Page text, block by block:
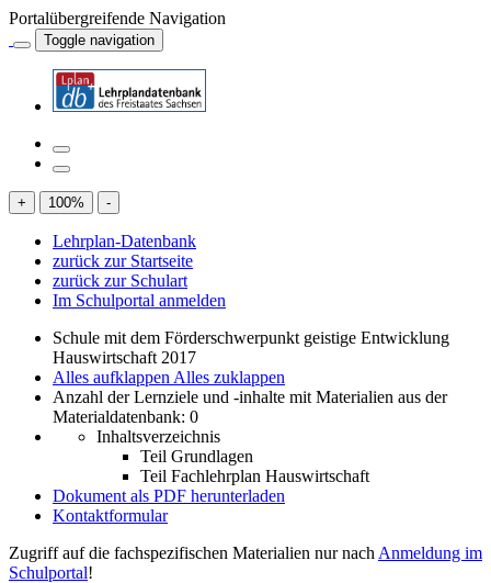
Portalübergreifende Navigation
Toggle navigation
+ 100% -
Lehrplan-Datenbank
zurück zur Startseite
zurück zur Schulart
Im Schulportal anmelden
Schule mit dem Förderschwerpunkt geistige Entwicklung
Hauswirtschaft 2017
Alles aufklappen Alles zuklappen
Anzahl der Lernziele und -inhalte mit Materialien aus der
Materialdatenbank: 0
Inhaltsverzeichnis
Teil Grundlagen
Teil Fachlehrplan Hauswirtschaft
Dokument als PDF herunterladen
Kontaktformular
Zugriff auf die fachspezifischen Materialien nur nach Anmeldung im
Schulportal!